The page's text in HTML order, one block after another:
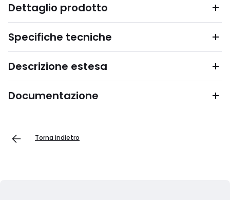
Dettaglio prodotto
Specifiche tecniche
Descrizione estesa
Documentazione
Torna indietro